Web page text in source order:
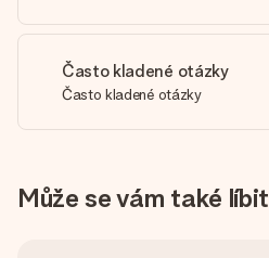
Často kladené otázky
Často kladené otázky
Může se vám také líbit